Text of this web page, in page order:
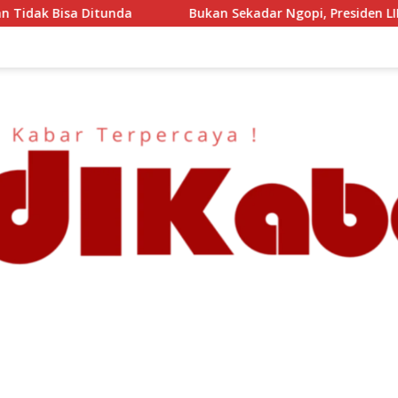
Bukan Sekadar Ngopi, Presiden LIRA Andi Syafrani